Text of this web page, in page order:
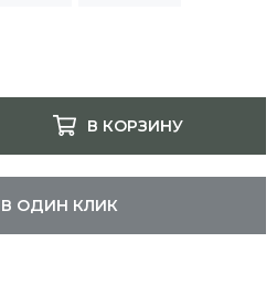
В КОРЗИНУ
ОДИН КЛИК